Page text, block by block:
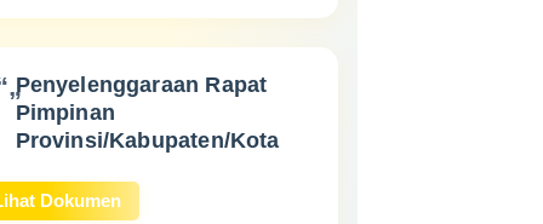
Penyelenggaraan Rapat
Pimpinan
Provinsi/Kabupaten/Kota
Dokumen